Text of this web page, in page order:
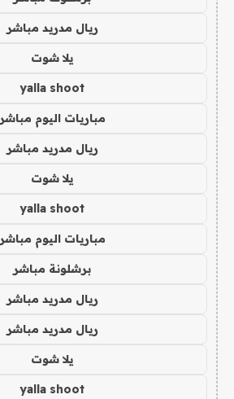
ريال مدريد مباشر
يلا شوت
yalla shoot
مباريات اليوم مباشر
ريال مدريد مباشر
يلا شوت
yalla shoot
مباريات اليوم مباشر
برشلونة مباشر
ريال مدريد مباشر
ريال مدريد مباشر
يلا شوت
yalla shoot